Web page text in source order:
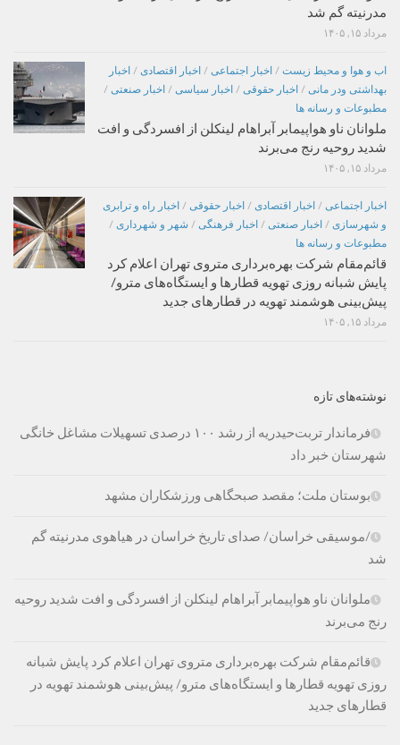
مدرنیته گم شد
مرداد ۱۵, ۱۴۰۵
اب و هوا و محیط زیست / اخبار اجتماعی / اخبار اقتصادی / اخبار
بهداشتی ودر مانی / اخبار حقوقی / اخبار سیاسی / اخبار صنعتی /
مطبوعات و رسانه ها
ملوانان ناو هواپیمابر آبراهام لینکلن از افسردگی و افت
شدید روحیه رنج می‌برند
مرداد ۱۵, ۱۴۰۵
اخبار اجتماعی / اخبار اقتصادی / اخبار حقوقی / اخبار راه و ترابری
و شهرسازی / اخبار صنعتی / اخبار فرهنگی / شهر و شهرداری /
مطبوعات و رسانه ها
قائم‌مقام شرکت بهره‌برداری متروی تهران اعلام کرد
پایش شبانه روزی تهویه قطارها و ایستگاه‌های مترو/
پیش‌بینی هوشمند تهویه در قطارهای جدید
مرداد ۱۵, ۱۴۰۵
نوشته‌های تازه
فرماندار تربت‌حیدریه از رشد ۱۰۰ درصدی تسهیلات مشاغل خانگی
شهرستان خبر داد
بوستان ملت؛ مقصد صبحگاهی ورزشکاران مشهد
/موسیقی خراسان/ صدای تاریخ خراسان در هیاهوی مدرنیته گم
شد
ملوانان ناو هواپیمابر آبراهام لینکلن از افسردگی و افت شدید روحیه
رنج می‌برند
قائم‌مقام شرکت بهره‌برداری متروی تهران اعلام کرد پایش شبانه
روزی تهویه قطارها و ایستگاه‌های مترو/ پیش‌بینی هوشمند تهویه در
قطارهای جدید